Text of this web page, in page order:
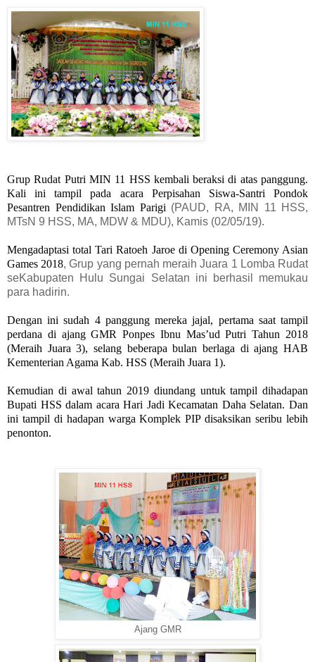
Grup Rudat Putri MIN 11 HSS kembali beraksi di atas panggung.
Kali ini tampil pada acara Perpisahan Siswa-Santri Pondok
Pesantren Pendidikan Islam Parigi (PAUD, RA, MIN 11 HSS,
MTsN 9 HSS, MA, MDW & MDU), Kamis (02/05/19).
Mengadaptasi total Tari Ratoeh Jaroe di Opening Ceremony Asian
Games 2018,Grup yang pernah meraih Juara 1 Lomba Rudat
seKabupaten Hulu Sungai Selatan ini berhasil memukau
para hadirin.
Dengan ini sudah 4 panggung mereka jajal, pertama saat tampil
perdana di ajang GMR Ponpes Ibnu Mas’ud Putri Tahun 2018
(Meraih Juara 3), selang beberapa bulan berlaga di ajang HAB
Kementerian Agama Kab. HSS (Meraih Juara 1).
Kemudian di awal tahun 2019 diundang untuk tampil dihadapan
Bupati HSS dalam acara Hari Jadi Kecamatan Daha Selatan. Dan
ini tampil di hadapan warga Komplek PIP disaksikan seribu lebih
penonton.
Ajang GMR